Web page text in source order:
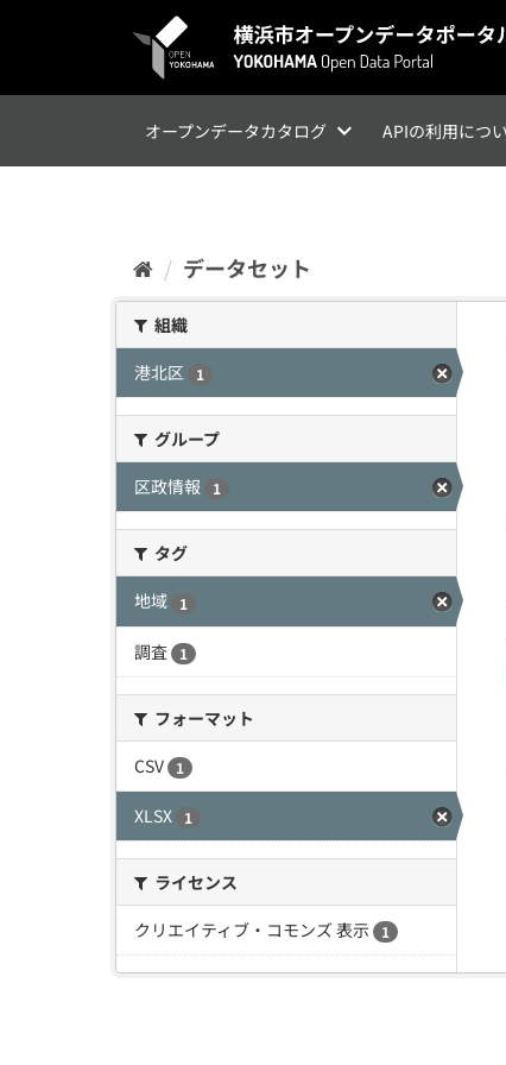
オープンデータカタログ APIの利用につ
データセット
組織
港北区
1
グループ
区政情報
1
タグ
地域
1
調査 1
フォーマット
CSV
1
XLSX 1
ライセンス
クリエイティブ・コモンズ 表示
1